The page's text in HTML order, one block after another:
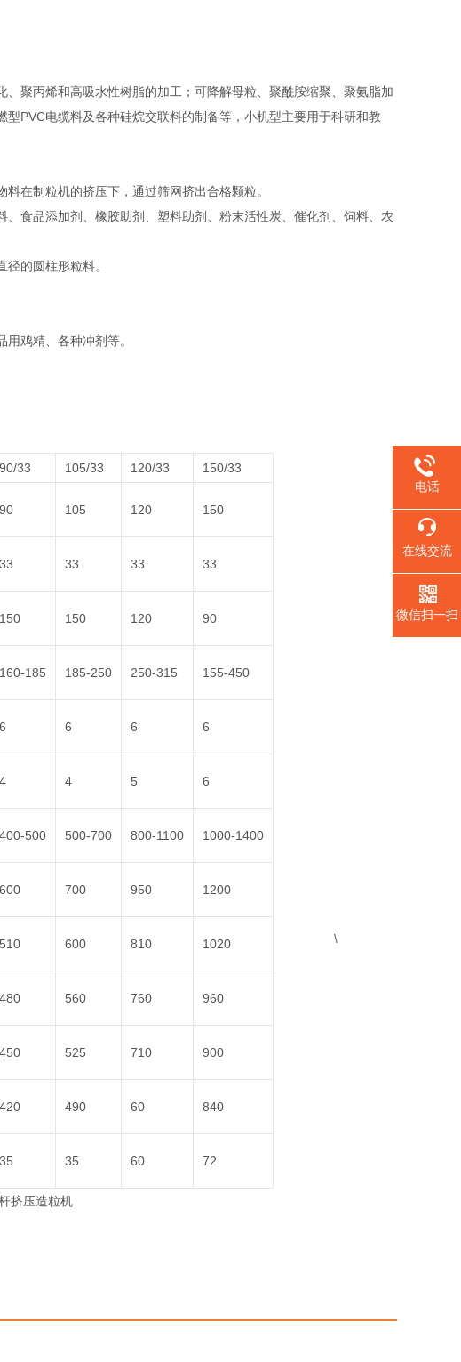
聚丙烯和高吸水性树脂的加工；可降解母粒、聚酰胺缩聚、聚氨脂加
PVC电缆料及各种硅烷交联料的制备等，小机型主要用于科研和教
在制粒机的挤压下，通过筛网挤出合格颗粒‌。
食品添加剂、橡胶助剂、塑料助剂、粉末活性炭、催化剂、饲料、农
的圆柱形粒料‌。
鸡精、各种冲剂等‌。
90/33 105/33 120/33 150/33
90 105 120 150
33 33 33 33
150 150 120 90
160-185 185-250 250-315 155-450
6 6 6 6
4 4 5 6
400-500 500-700 800-1100 1000-1400
600 700 950 1200
510 600 810 1020
480 560 760 960
450 525 710 900
420 490 60 840
35 35 60 72
\
电话
在线交流
微信扫一扫